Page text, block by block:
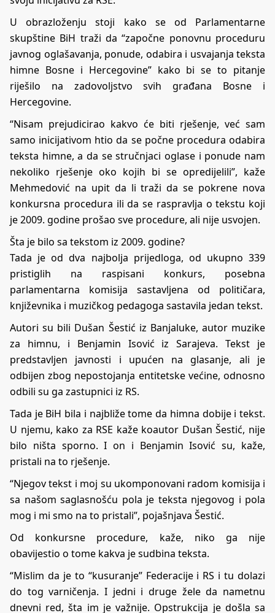
U obrazloženju stoji kako se od Parlamentarne
skupštine BiH traži da “započne ponovnu proceduru
javnog oglašavanja, ponude, odabira i usvajanja teksta
himne Bosne i Hercegovine” kako bi se to pitanje
riješilo na zadovoljstvo svih građana Bosne i
Hercegovine.
“Nisam prejudicirao kakvo će biti rješenje, već sam
samo inicijativom htio da se počne procedura odabira
teksta himne, a da se stručnjaci oglase i ponude nam
nekoliko rješenje oko kojih bi se opredijelili”, kaže
Mehmedović na upit da li traži da se pokrene nova
konkursna procedura ili da se raspravlja o tekstu koji
je 2009. godine prošao sve procedure, ali nije usvojen.
Šta je bilo sa tekstom iz 2009. godine?
Tada je od dva najbolja prijedloga, od ukupno 339
pristiglih na raspisani konkurs, posebna
parlamentarna komisija sastavljena od političara,
književnika i muzičkog pedagoga sastavila jedan tekst.
Autori su bili Dušan Šestić iz Banjaluke, autor muzike
za himnu, i Benjamin Isović iz Sarajeva. Tekst je
predstavljen javnosti i upućen na glasanje, ali je
odbijen zbog nepostojanja entitetske većine, odnosno
odbili su ga zastupnici iz RS.
Tada je BiH bila i najbliže tome da himna dobije i tekst.
U njemu, kako za RSE kaže koautor Dušan Šestić, nije
bilo ništa sporno. I on i Benjamin Isović su, kaže,
pristali na to rješenje.
“Njegov tekst i moj su ukomponovani radom komisija i
sa našom saglasnošću pola je teksta njegovog i pola
mog i mi smo na to pristali”, pojašnjava Šestić.
Od konkursne procedure, kaže, niko ga nije
obavijestio o tome kakva je sudbina teksta.
“Mislim da je to “kusuranje” Federacije i RS i tu dolazi
do tog varničenja. I jedni i druge žele da nametnu
dnevni red, šta im je važnije. Opstrukcija je došla sa